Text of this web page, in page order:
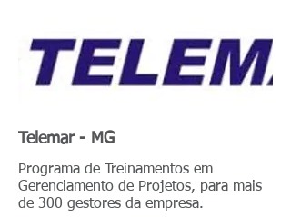
Telemar - MG
Programa de Treinamentos em
Gerenciamento de Projetos, para mais
de 300 gestores da empresa.